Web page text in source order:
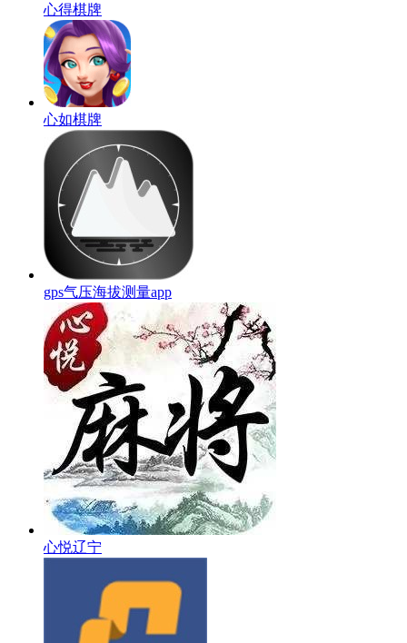
心得棋牌
心如棋牌
gps气压海拔测量app
心悦辽宁